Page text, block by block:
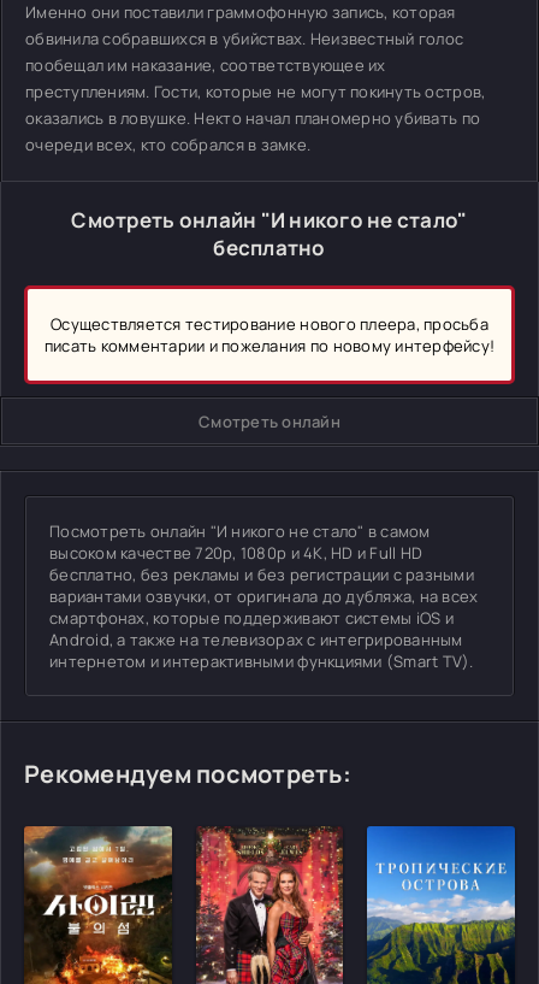
Именно они поставили граммофонную запись, которая
обвинила собравшихся в убийствах. Неизвестный голос
пообещал им наказание, соответствующее их
преступлениям. Гости, которые не могут покинуть остров,
оказались в ловушке. Некто начал планомерно убивать по
очереди всех, кто собрался в замке.
Смотреть онлайн "И никого не стало"
бесплатно
Осуществляется тестирование нового плеера, просьба
писать комментарии и пожелания по новому интерфейсу!
Смотреть онлайн
Посмотреть онлайн "И никого не стало" в самом
высоком качестве 720p, 1080p и 4K, HD и Full HD
бесплатно, без рекламы и без регистрации с разными
вариантами озвучки, от оригинала до дубляжа, на всех
смартфонах, которые поддерживают системы iOS и
Android, а также на телевизорах с интегрированным
интернетом и интерактивными функциями (Smart TV).
Рекомендуем посмотреть: